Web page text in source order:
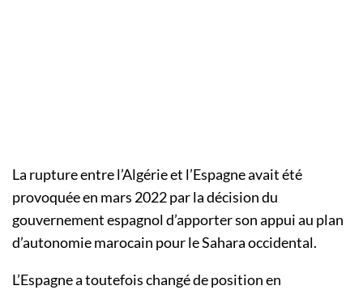
La rupture entre l’Algérie et l’Espagne avait été
provoquée en mars 2022 par la décision du
gouvernement espagnol d’apporter son appui au plan
d’autonomie marocain pour le Sahara occidental.
L’Espagne a toutefois changé de position en